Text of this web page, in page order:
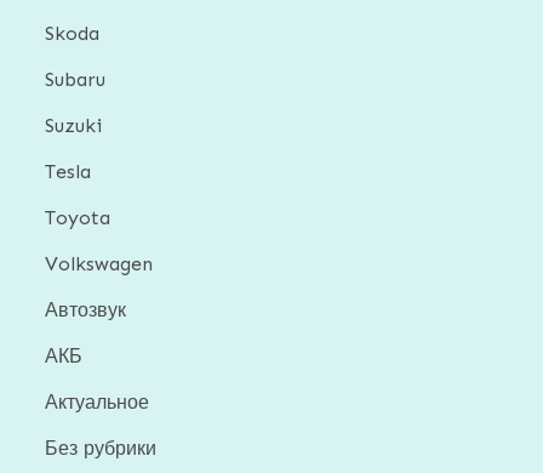
Skoda
Subaru
Suzuki
Tesla
Toyota
Volkswagen
Автозвук
АКБ
Актуальное
Без рубрики